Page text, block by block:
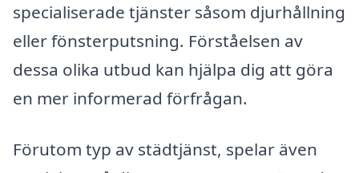
specialiserade tjänster såsom djurhållning
eller fönsterputsning. Förståelsen av
dessa olika utbud kan hjälpa dig att göra
en mer informerad förfrågan.
Förutom typ av städtjänst, spelar även